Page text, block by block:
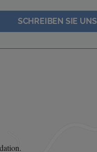
SCHREIBEN SIE UNS